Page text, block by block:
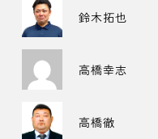
鈴木拓也
高橋幸志
高橋徹